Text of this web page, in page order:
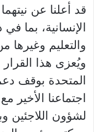
قد أعلنا عن
الإنسانية، بما
والتعليم وغيرها
ويُعزى هذا القرار
المتحدة بوقف
اجتماعنا الأخير
لشؤون اللاجئين